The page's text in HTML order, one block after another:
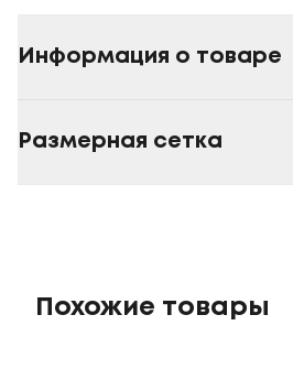
Информация о товаре
Размерная сетка
Похожие товары